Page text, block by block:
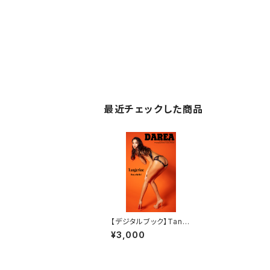
最近チェックした商品
【デジタルブック】Tang
erine DAREA Dream
Factory Magazine
¥3,000